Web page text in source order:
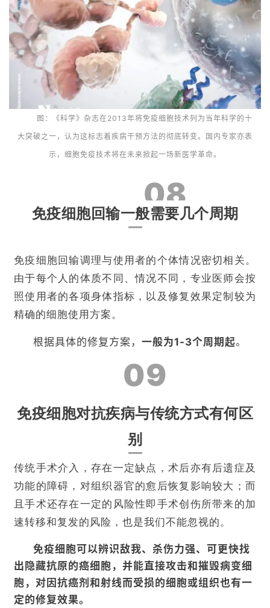
图：《科学》杂志在2013年将免疫细胞技术列为当年科学的十
大突破之一，认为这标志着疾病干预方法的彻底转变。国内专家亦表
示，细胞免疫技术将在未来掀起一场新医学革命。
08
免疫细胞回输一般需要几个周期
免疫细胞回输调理与使用者的个体情况密切相关。
由于每个人的体质不同、情况不同，专业医师会按
照使用者的各项身体指标，以及修复效果定制较为
精确的细胞使用方案。
根据具体的修复方案， 一般为1-3个周期起。
09
免疫细胞对抗疾病与传统方式有何区
别
传统手术介入，存在一定缺点，术后亦有后遗症及
功能的障碍，对组织器官的愈后恢复影响较大；而
且手术还存在一定的风险性即手术创伤所带来的加
速转移和复发的风险，也是我们不能忽视的。
免疫细胞可以辨识敌我、杀伤力强、可更快找
出隐藏抗原的癌细胞，并能直接攻击和摧毁病变细
胞，对因抗癌剂和射线而受损的细胞或组织也有一
定的修复效果。